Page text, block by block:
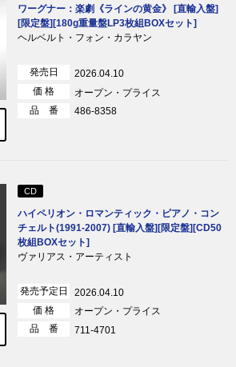
ワーグナー：楽劇《ラインの黄金》 [直輸入盤]
[限定盤][180g重量盤LP3枚組BOXセット]
ヘルベルト・フォン・カラヤン
発売日
2026.04.10
価 格
オープン・プライス
品 番
486-8358
CD
ハイペリオン・ロマンティック・ピアノ・コン
チェルト(1991-2007) [直輸入盤][限定盤][CD50
枚組BOXセット]
ヴァリアス・アーティスト
発売予定日
2026.04.10
価 格
オープン・プライス
品 番
711-4701